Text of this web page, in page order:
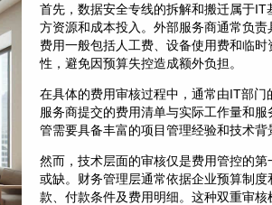
首先，数据安全专线的拆解和搬迁属于
方资源和成本投入。外部服务商通常负
费用一般包括人工费、设备使用费和临
性，避免因预算失控造成额外负担。
在具体的费用审核过程中，通常由IT部
服务商提交的费用清单与实际工作量和
管需要具备丰富的项目管理经验和技术背
然而，技术层面的审核仅是费用管控的
或缺。财务管理层通常依据企业预算制
款、付款条件及费用明细。这种双重审